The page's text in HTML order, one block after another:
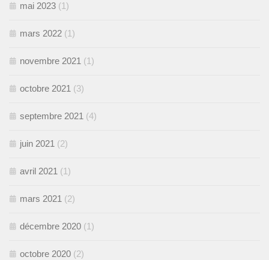
mai 2023 (1)
mars 2022 (1)
novembre 2021 (1)
octobre 2021 (3)
septembre 2021 (4)
juin 2021 (2)
avril 2021 (1)
mars 2021 (2)
décembre 2020 (1)
octobre 2020 (2)